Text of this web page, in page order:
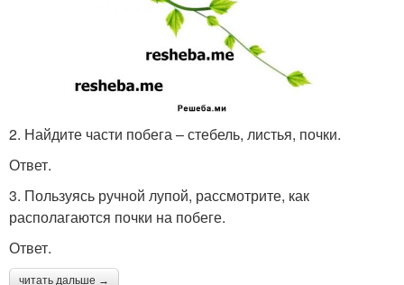
2. Найдите части побега – стебель, листья, почки.
Ответ.
3. Пользуясь ручной лупой, рассмотрите, как
располагаются почки на побеге.
Ответ.
читать дальше →